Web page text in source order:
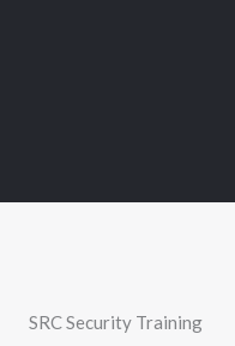
SRC Security Training